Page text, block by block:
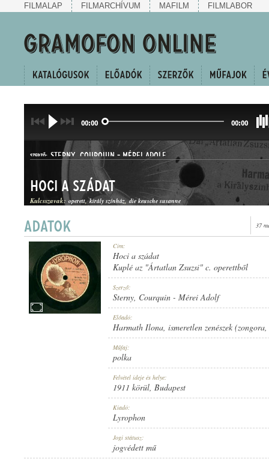
FILMALAP FILMARCHÍVUM MAFILM FILMLABOR
00:00 00:00
SZERZŐ: STERNY,COURQUIN - MÉREI ADOLF
POLKA
1911 KÖRÜL
Hoci a szádat
Kulcsszavak: operett király színház die keusche susanne
37
Cím:
Hoci a szádat
Kuplé az "Ártatlan Zsuzsi" c. operettből
Szerző:
Sterny, Courquin - Mérei Adolf
Előadó:
Harmath Ilona, ismeretlen zenészek (zongora,
Műfaj:
polka
Felvétel ideje és helye:
1911 körül, Budapest
Kiadó:
Lyrophon
Jogi státusz:
jogvédett mű